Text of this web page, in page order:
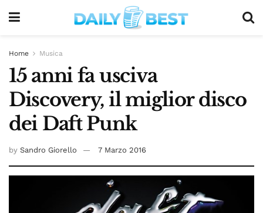
Home Musica
15 anni fa usciva
Discovery, il miglior disco
dei Daft Punk
by Sandro Giorello 7 Marzo 2016